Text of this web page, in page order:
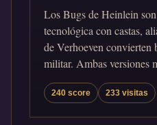
Los Bugs de Heinlein
tecnológica con castas,
de Verhoeven convierten
militar. Ambas versiones
240 score 233 visitas